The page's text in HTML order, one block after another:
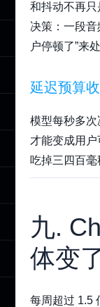
和抖动不再
决策：一段音
户停顿了”来
延迟预算
模型每秒多
才能变成用
吃掉三四百毫
九.
体变
每周超过 1.5